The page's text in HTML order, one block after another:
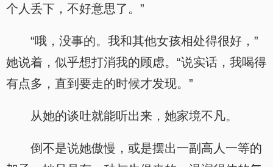
个人丢下，不好意思了。”
“哦，没事的。我和其他女孩相处得很好，”
她说着，似乎想打消我的顾虑。“说实话，我喝得
有点多，直到要走的时候才发现。”
从她的谈吐就能听出来，她家境不凡。
倒不是说她傲慢，或是摆出一副高人一等的